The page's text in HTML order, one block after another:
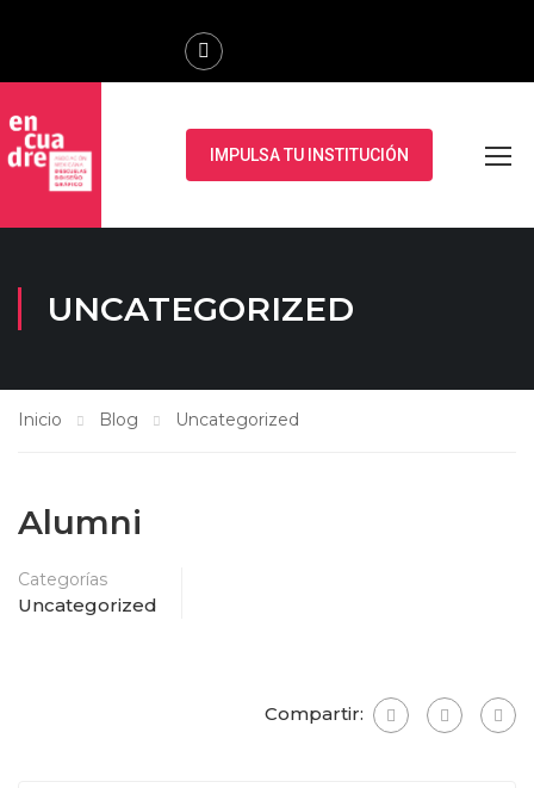
IMPULSA TU INSTITUCIÓN
UNCATEGORIZED
Inicio Blog Uncategorized
Alumni
Categorías
Uncategorized
Compartir: